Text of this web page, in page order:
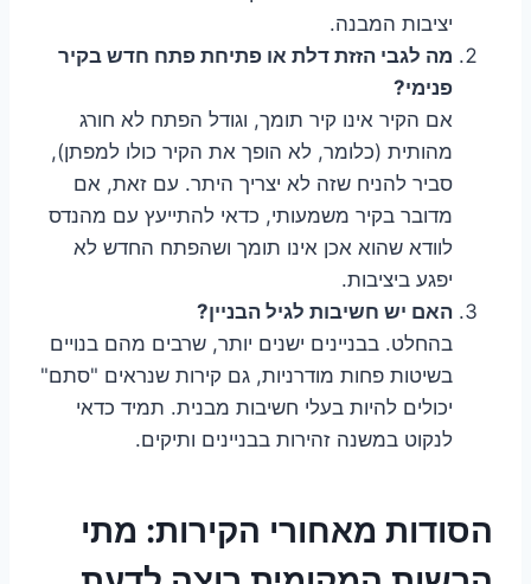
יציבות המבנה.
מה לגבי הזזת דלת או פתיחת פתח חדש בקיר
פנימי?
אם הקיר אינו קיר תומך, וגודל הפתח לא חורג
מהותית (כלומר, לא הופך את הקיר כולו למפתן),
סביר להניח שזה לא יצריך היתר. עם זאת, אם
מדובר בקיר משמעותי, כדאי להתייעץ עם מהנדס
לוודא שהוא אכן אינו תומך ושהפתח החדש לא
יפגע ביציבות.
האם יש חשיבות לגיל הבניין?
בהחלט. בבניינים ישנים יותר, שרבים מהם בנויים
בשיטות פחות מודרניות, גם קירות שנראים "סתם"
יכולים להיות בעלי חשיבות מבנית. תמיד כדאי
לנקוט במשנה זהירות בבניינים ותיקים.
הסודות מאחורי הקירות: מתי